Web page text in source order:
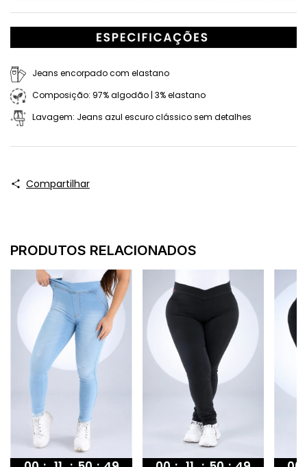
Jeans encorpado com elastano
Composição: 97% algodão | 3% elastano
Lavagem: Jeans azul escuro clássico sem detalhes
Compartilhar
PRODUTOS RELACIONADOS